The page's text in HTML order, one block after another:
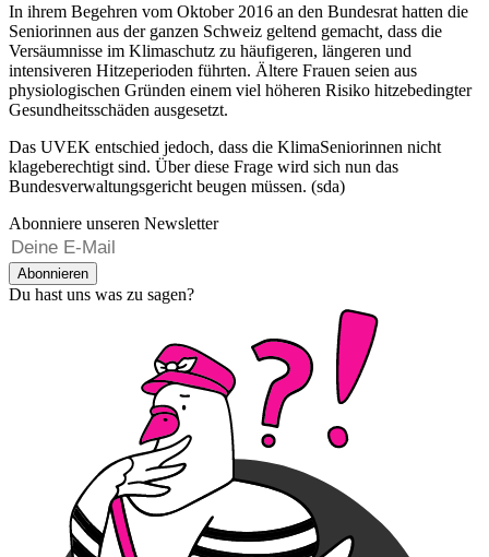
In ihrem Begehren vom Oktober 2016 an den Bundesrat hatten die
Seniorinnen aus der ganzen Schweiz geltend gemacht, dass die
Versäumnisse im Klimaschutz zu häufigeren, längeren und
intensiveren Hitzeperioden führten. Ältere Frauen seien aus
physiologischen Gründen einem viel höheren Risiko hitzebedingter
Gesundheitsschäden ausgesetzt.
Das UVEK entschied jedoch, dass die KlimaSeniorinnen nicht
klageberechtigt sind. Über diese Frage wird sich nun das
Bundesverwaltungsgericht beugen müssen. (sda)
Abonniere unseren Newsletter
Abonnieren
Du hast uns was zu sagen?